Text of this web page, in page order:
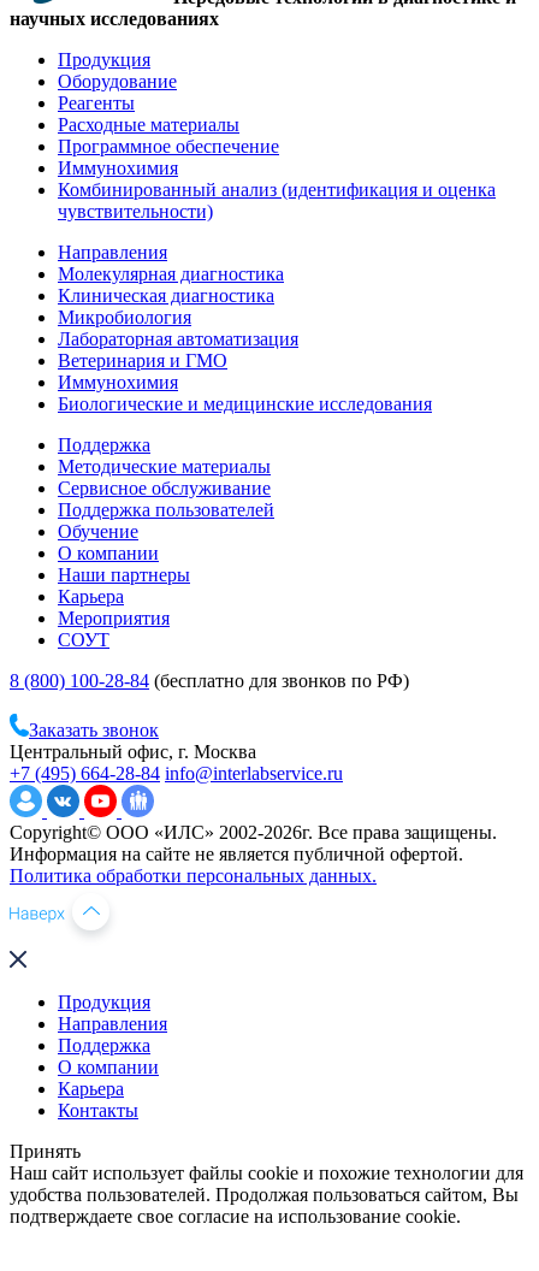
научных исследованиях
Продукция
Оборудование
Реагенты
Расходные материалы
Программное обеспечение
Иммунохимия
Комбинированный анализ (идентификация и оценка
чувствительности)
Направления
Молекулярная диагностика
Клиническая диагностика
Микробиология
Лабораторная автоматизация
Ветеринария и ГМО
Иммунохимия
Биологические и медицинские исследования
Поддержка
Методические материалы
Сервисное обслуживание
Поддержка пользователей
Обучение
О компании
Наши партнеры
Карьера
Мероприятия
СОУТ
8 (800) 100-28-84 (бесплатно для звонков по РФ)
Заказать звонок
Центральный офис, г. Москва
+7 (495) 664-28-84 info@interlabservice.ru
Copyright© ООО «ИЛС» 2002-2026г. Все права защищены.
Информация на сайте не является публичной офертой.
Политика обработки персональных данных.
Продукция
Направления
Поддержка
О компании
Карьера
Контакты
Принять
Наш сайт использует файлы cookie и похожие технологии для
удобства пользователей. Продолжая пользоваться сайтом, Вы
подтверждаете свое согласие на использование cookie.